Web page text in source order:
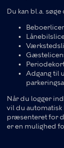
Du kan bl.a. søge
Adgang til
Når du logger
vil du automatisk
præsenteret for
er en mulighed